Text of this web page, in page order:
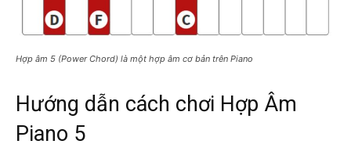
Hợp âm 5 (Power Chord) là một hợp âm cơ bản trên Piano
Hướng dẫn cách chơi Hợp Âm
Piano 5